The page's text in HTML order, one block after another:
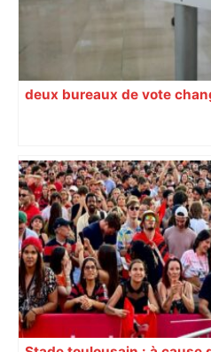
deux bureaux de vote